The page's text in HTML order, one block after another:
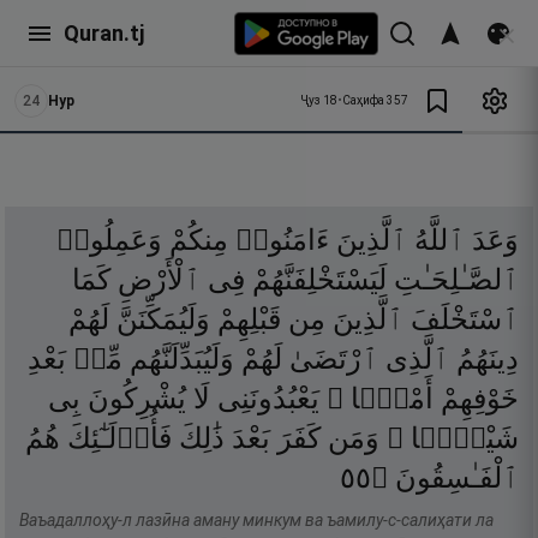
Quran.tj
24 Нур Ҷуз 18•Саҳифа 357
وَعَدَ ٱللَّهُ ٱلَّذِينَ ءَامَنُوا۟ مِنكُمْ وَعَمِلُوا۟
ٱلصَّـٰلِحَـٰتِ لَيَسْتَخْلِفَنَّهُمْ فِى ٱلْأَرْضِ كَمَا
ٱسْتَخْلَفَ ٱلَّذِينَ مِن قَبْلِهِمْ وَلَيُمَكِّنَنَّ لَهُمْ
دِينَهُمُ ٱلَّذِى ٱرْتَضَىٰ لَهُمْ وَلَيُبَدِّلَنَّهُم مِّنۢ بَعْدِ
خَوْفِهِمْ
أَمْنًۭا ۚ يَعْبُدُونَنِى لَا يُشْرِكُونَ بِى
شَيْـًۭٔا ۚ وَمَن كَفَرَ بَعْدَ ذَٰلِكَ فَأُو۟لَـٰٓئِكَ هُمُ
ٱلْفَـٰسِقُونَ ۝٥٥
Ваъадаллоҳу-л лазӣна аману минкум ва ъамилу-с-салиҳати ла